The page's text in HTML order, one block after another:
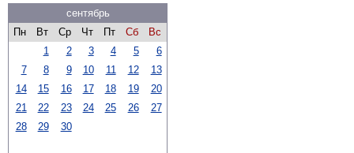
сентябрь
Пн
Вт Ср Чт Пт Сб
Вс
1
2 3 4 5
6
7
8 9 10 11 12
13
14
15 16 17 18 19
20
21
22 23 24 25 26
27
28
29 30